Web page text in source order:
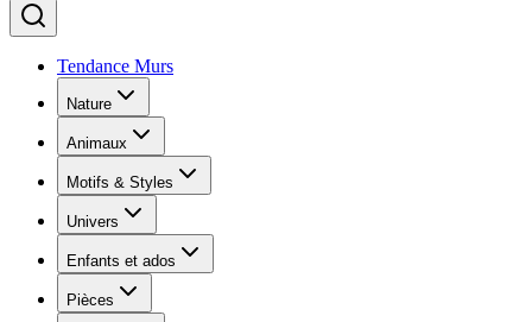
Tendance Murs
Nature
Animaux
Motifs & Styles
Univers
Enfants et ados
Pièces